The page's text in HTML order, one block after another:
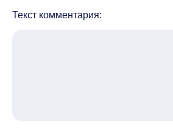
Текст комментария: